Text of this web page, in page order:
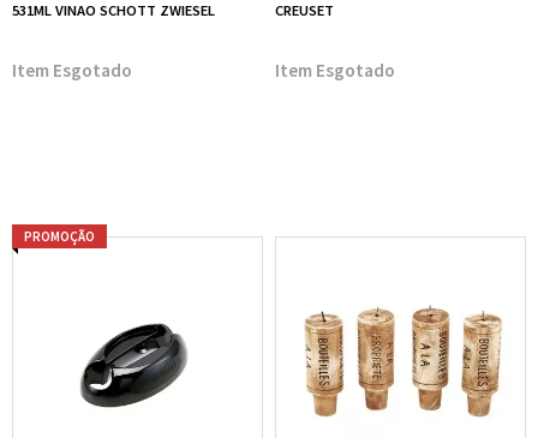
531ML VINAO SCHOTT ZWIESEL
Esgotado
CREUSET
Esgotado
PROMOÇÃO